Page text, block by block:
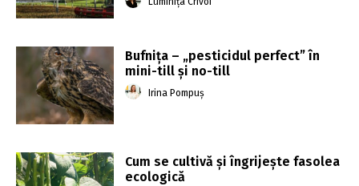
Bufnița – „pesticidul perfect” în
mini-till și no-till
Irina Pompuș
Cum se cultivă și îngrijește fasolea
ecologică